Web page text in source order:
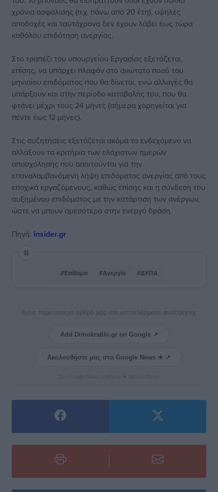
χρόνια ασφάλισης (π.χ. πάνω από 20 έτη), υψηλές
αποδοχές και ταυτόχρονα δεν έχουν λάβει έως τώρα
καθόλου επιδότηση ανεργίας.
Στο τραπέζι του υπουργείου Εργασίας εξετάζεται,
επίσης, να υπάρχει πλαφόν στο ανώτατο ποσό του
μηνιαίου επιδόματος που θα δίνεται, ενώ αλλαγές θα
υπάρξουν και στην περίοδο καταβολής του, που θα
φτάνει μέχρι τους 24 μήνες (σήμερα χορηγείται για
πέντε έως 12 μήνες).
Στις συζητήσεις εξετάζεται ακόμα το ενδεχόμενο να
αλλάξουν τα κριτήρια των ελάχιστων ημερών
απασχόλησης που απαιτούνται για την
επαναλαμβανόμενη λήψη επιδόματος ανεργίας από τους
εποχικά εργαζόμενους, καθώς επίσης και η σύνδεση του
αυξημένου επιδόματος με την κατάρτιση των ανέργων,
ώστε να μπουν αμεσότερα στην ενεργό δράση.
Πηγή: insider.gr
#Επίδομα #Ανεργία #ΔΥΠΑ
Δείτε περισσότερα άρθρα μας στα αποτελέσματα αναζήτησης
Add Dimokratiki.gr on Google ↗
Ακολουθήστε μας στο Google News ★ ↗